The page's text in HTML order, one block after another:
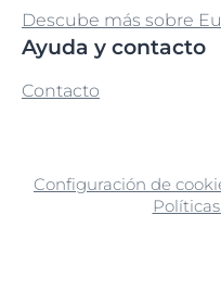
Descube más sobre
Ayuda y contacto
Contacto
Configuración de